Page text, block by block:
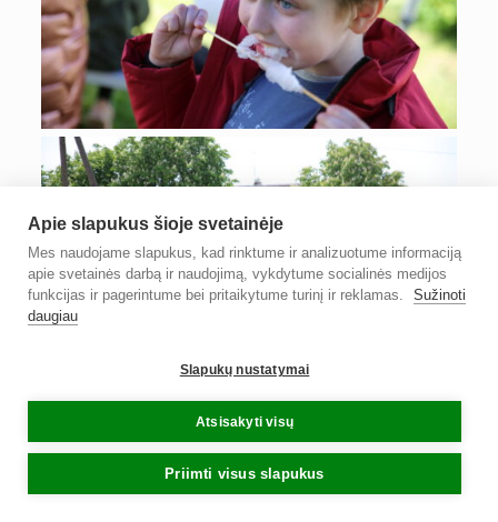
MENU
Apie slapukus šioje svetainėje
Mes naudojame slapukus, kad rinktume ir analizuotume informaciją
apie svetainės darbą ir naudojimą, vykdytume socialinės medijos
funkcijas ir pagerintume bei pritaikytume turinį ir reklamas.
Sužinoti
daugiau
Slapukų nustatymai
Atsisakyti visų
Priimti visus slapukus